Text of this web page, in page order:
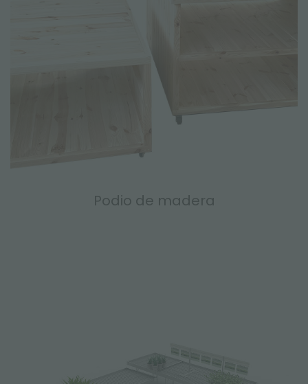
Podio de madera